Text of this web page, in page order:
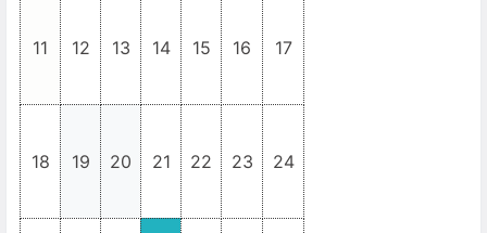
11 12 13 14 15 16 17
18 19 20 21 22 23 24